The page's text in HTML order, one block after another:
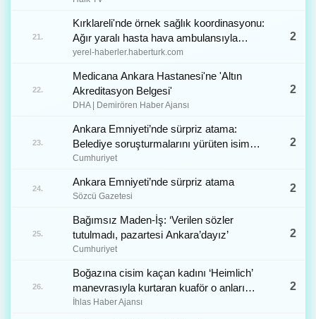
21.
Kırklareli'nde örnek sağlık koordinasyonu:
Ağır yaralı hasta hava ambulansıyla
Ankara'ya sevk edildi
yerel-haberler.haberturk.com
2
22.
Medicana Ankara Hastanesi'ne 'Altın
Akreditasyon Belgesi'
DHA | Demirören Haber Ajansı
2
23.
Ankara Emniyeti’nde sürpriz atama:
Belediye soruşturmalarını yürüten isim
‘terfi’ etti
Cumhuriyet
2
24.
Ankara Emniyeti’nde sürpriz atama
Sözcü Gazetesi
2
25.
Bağımsız Maden-İş: ‘Verilen sözler
tutulmadı, pazartesi Ankara’dayız’
Cumhuriyet
2
26.
Boğazına cisim kaçan kadını ‘Heimlich’
manevrasıyla kurtaran kuaför o anları
anlattı İhlas Haber Ajansı
İhlas Haber Ajansı
2